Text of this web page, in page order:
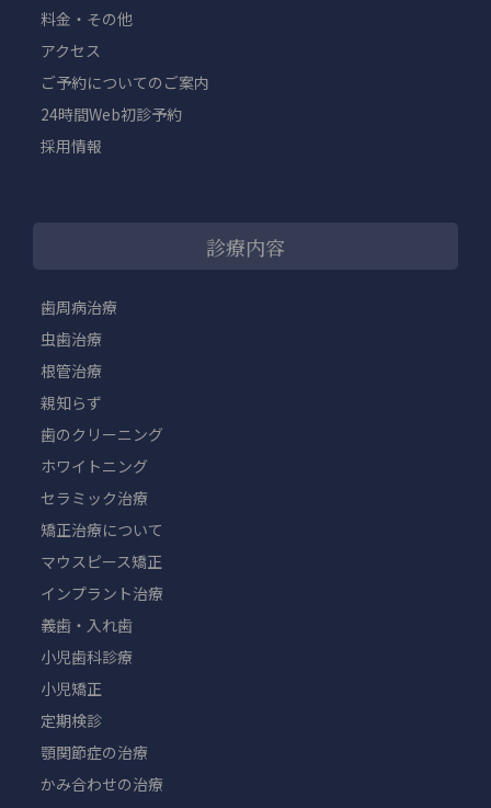
料金・その他
アクセス
ご予約についてのご案内
24時間Web初診予約
採用情報
診療内容
歯周病治療
虫歯治療
根管治療
親知らず
歯のクリーニング
ホワイトニング
セラミック治療
矯正治療について
マウスピース矯正
インプラント治療
義歯・入れ歯
小児歯科診療
小児矯正
定期検診
顎関節症の治療
かみ合わせの治療